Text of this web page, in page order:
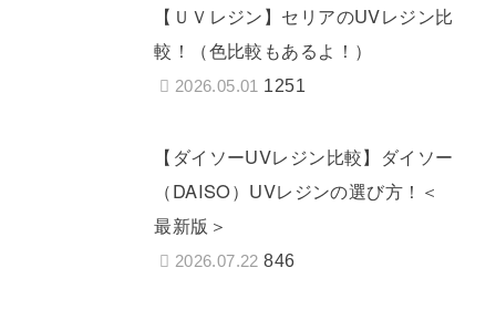
【ＵＶレジン】セリアのUVレジン比
較！（色比較もあるよ！）
2026.05.01 1251
【ダイソーUVレジン比較】ダイソー
（DAISO）UVレジンの選び方！＜
最新版＞
2026.07.22 846